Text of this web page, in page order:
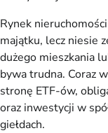
Rynek
majątku, lecz niesie
dużego mieszkania
bywa trudna. Coraz
stronę ETF-ów,
oraz inwestycji w
giełdach.